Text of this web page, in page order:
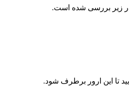
در زیر بررسی شده است.
تا این ارور برطرف شود.